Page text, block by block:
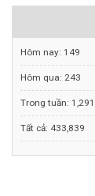
Hôm nay: 149
Hôm qua: 243
Trong tuần: 1,291
Tất cả: 433,839